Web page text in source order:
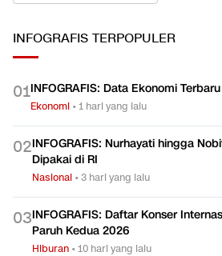
INFOGRAFIS TERPOPULER
01INFOGRAFIS: Data Ekonomi
Ekonomi •1 hari yang lalu
02INFOGRAFIS: Nurhayati hingga
Dipakai di RI
Nasional •3 hari yang lalu
03INFOGRAFIS: Daftar Konser
Paruh Kedua 2026
Hiburan •10 hari yang lalu